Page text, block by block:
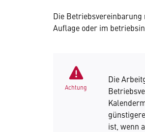
Die
Auflage oder im
Achtung
Die
ist, wenn